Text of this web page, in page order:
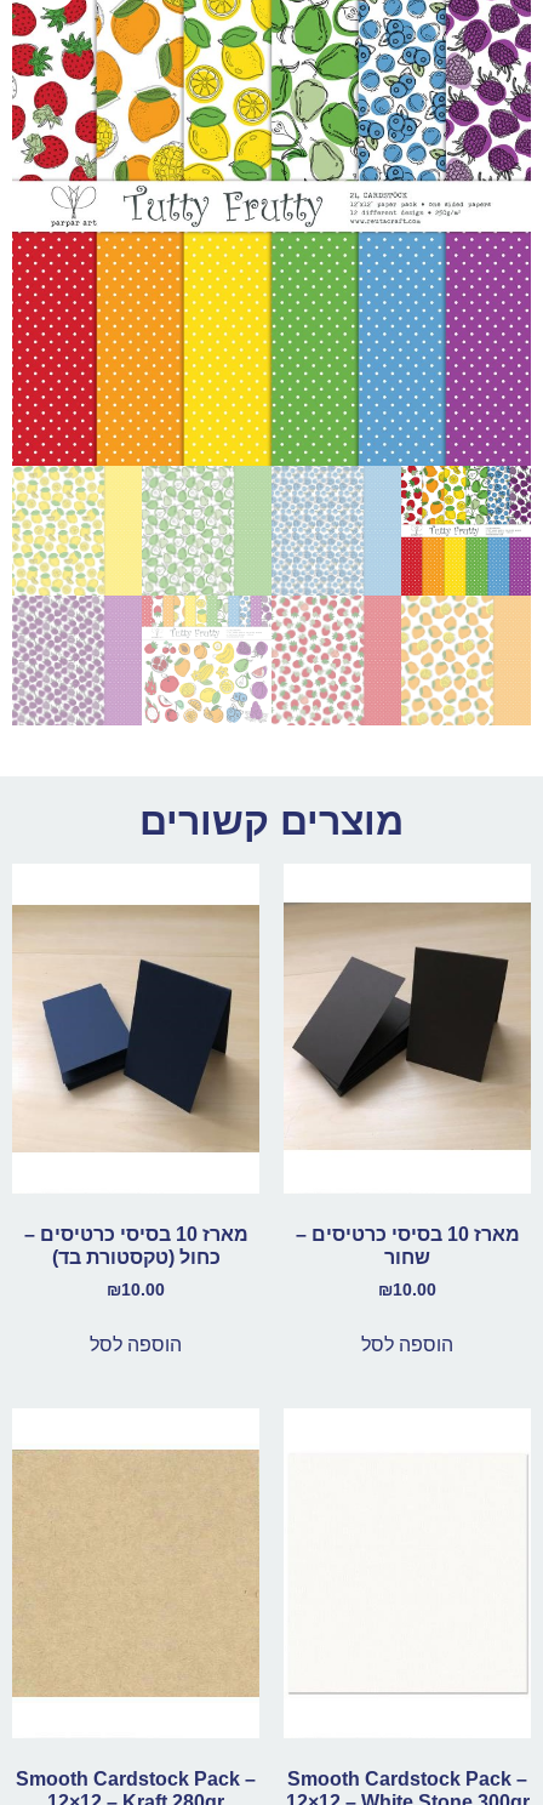
מוצרים קשורים
מארז 10 בסיסי כרטיסים –
שחור
₪10.00
הוספה לסל
מארז 10 בסיסי כרטיסים –
כחול (טקסטורת בד)
₪10.00
הוספה לסל
Smooth Cardstock Pack –
Smooth Cardstock Pack –